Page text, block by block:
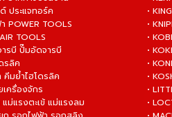
ประแจทอร์ค
POWER TOOLS
TOOLS
รบี ปั๊มอัดจารบี
รลิค
คีมย้ำไฮโดรลิค
เครื่องจักร
แม่แรงตะเข้ แม่แรงลม
•
•
•
•
•
•
•
•